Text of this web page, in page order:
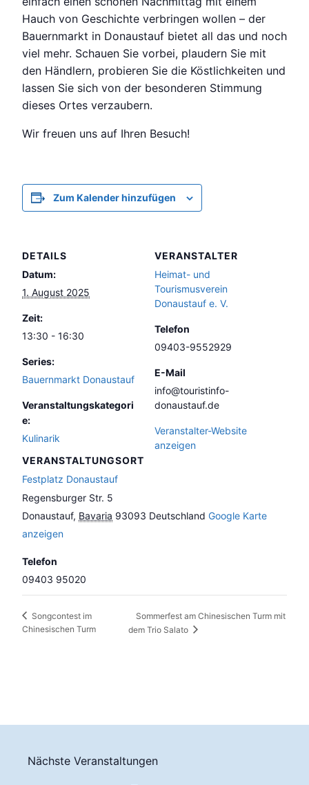
Hauch von Geschichte verbringen wollen – der
Bauernmarkt in Donaustauf bietet all das und noch
viel mehr. Schauen Sie vorbei, plaudern Sie mit
den Händlern, probieren Sie die Köstlichkeiten und
lassen Sie sich von der besonderen Stimmung
dieses Ortes verzaubern.
Wir freuen uns auf Ihren Besuch!
Zum Kalender hinzufügen
DETAILS
Datum:
1. August 2025
Zeit:
13:30 - 16:30
Series:
Bauernmarkt Donaustauf
Veranstaltungskategori
e:
Kulinarik
VERANSTALTUNGSORT
Festplatz Donaustauf
Regensburger Str. 5
Donaustauf, Bavaria 93093 Deutschland Google Karte
anzeigen
Telefon
09403 95020
VERANSTALTER
Heimat- und
Tourismusverein
Donaustauf e. V.
Telefon
09403-9552929
E-Mail
info@touristinfo-
donaustauf.de
Veranstalter-Website
anzeigen
Songcontest im
Chinesischen Turm
Sommerfest am Chinesischen Turm mit
dem Trio Salato
Nächste Veranstaltungen